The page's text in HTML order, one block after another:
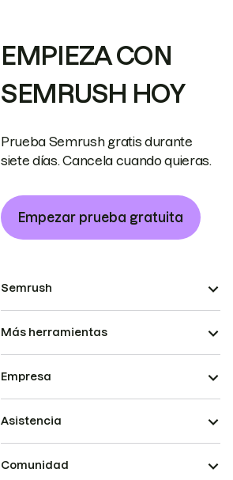
EMPIEZA CON
SEMRUSH HOY
Prueba Semrush gratis durante
siete días. Cancela cuando quieras.
Empezar prueba gratuita
Semrush
Más herramientas
Empresa
Asistencia
Comunidad